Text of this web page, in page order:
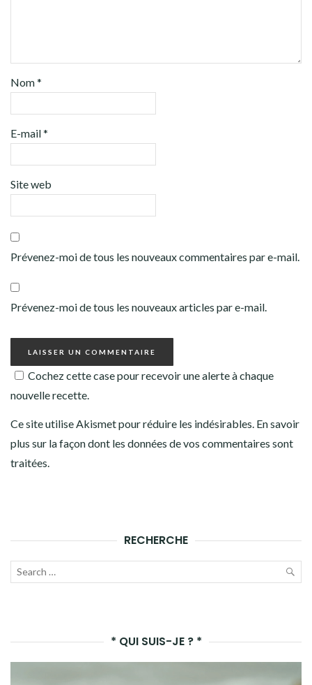
Nom*
E-mail*
Site web
Prévenez-moi de tous les nouveaux commentaires par e-mail.
Prévenez-moi de tous les nouveaux articles par e-mail.
Cochez cette case pour recevoir une alerte à chaque
nouvelle recette.
Ce site utilise Akismet pour réduire les indésirables. En savoir
plus sur la façon dont les données de vos commentaires sont
traitées.
RECHERCHE
Recherche
* QUI SUIS-JE ? *